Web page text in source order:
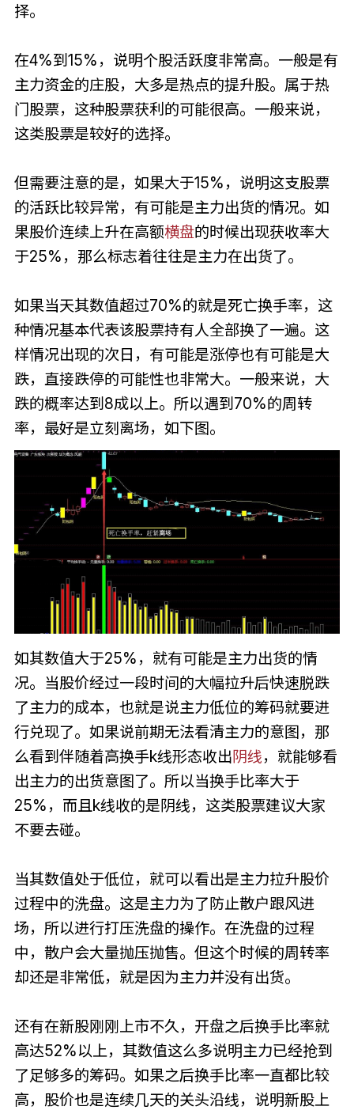
择。
在4%到15%，说明个股活跃度非常高。一般是有
主力资金的庄股，大多是热点的提升股。属于热
门股票，这种股票获利的可能很高。一般来说，
这类股票是较好的选择。
但需要注意的是，如果大于15%，说明这支股票
的活跃比较异常，有可能是主力出货的情况。如
果股价连续上升在高额横盘的时候出现获收率大
于25%，那么标志着往往是主力在出货了。
如果当天其数值超过70%的就是死亡换手率，这
种情况基本代表该股票持有人全部换了一遍。这
样情况出现的次日，有可能是涨停也有可能是大
跌，直接跌停的可能性也非常大。一般来说，大
跌的概率达到8成以上。所以遇到70%的周转
率，最好是立刻离场，如下图。
如其数值大于25%，就有可能是主力出货的情
况。当股价经过一段时间的大幅拉升后快速脱跌
了主力的成本，也就是说主力低位的筹码就要进
行兑现了。如果说前期无法看清主力的意图，那
么看到伴随着高换手k线形态收出阴线，就能够看
出主力的出货意图了。所以当换手比率大于
25%，而且k线收的是阴线，这类股票建议大家
不要去碰。
当其数值处于低位，就可以看出是主力拉升股价
过程中的洗盘。这是主力为了防止散户跟风进
场，所以进行打压洗盘的操作。在洗盘的过程
中，散户会大量抛压抛售。但这个时候的周转率
却还是非常低，就是因为主力并没有出货。
还有在新股刚刚上市不久，开盘之后换手比率就
高达52%以上，其数值这么多说明主力已经抢到
了足够多的筹码。如果之后换手比率一直都比较
高，股价也是连续几天的关头沿线，说明新股上